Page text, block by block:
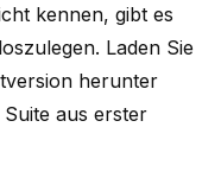
kennen, gibt es
Laden Sie
herunter
aus erster